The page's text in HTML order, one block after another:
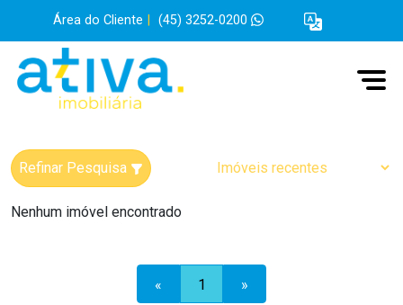
Área do Cliente (45) 3252-0200
Refinar Pesquisa
Nenhum imóvel encontrado
« 1 »